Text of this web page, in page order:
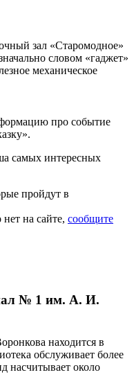
зал «Старомодное»
словом «гаджет»
механическое
про событие
самых интересных
пройдут в
на сайте, сообщите
№ 1 им. А. И.
находится в
обслуживает более
насчитывает около